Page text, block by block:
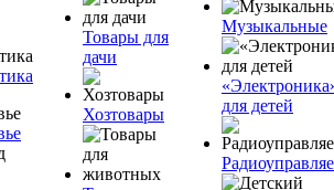
Товары для
дачи
Хозтовары
Музыкальные
для детей